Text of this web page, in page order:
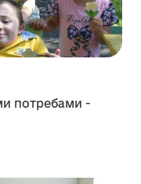
потребами -